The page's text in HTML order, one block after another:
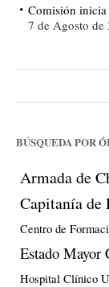
Comisión inicia
7 de Agosto de
BÚSQUEDA POR
Armada de
Capitanía de
Centro de
Estado Mayor
Hospital Clínico